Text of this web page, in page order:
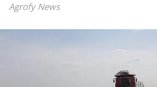
Agrofy News